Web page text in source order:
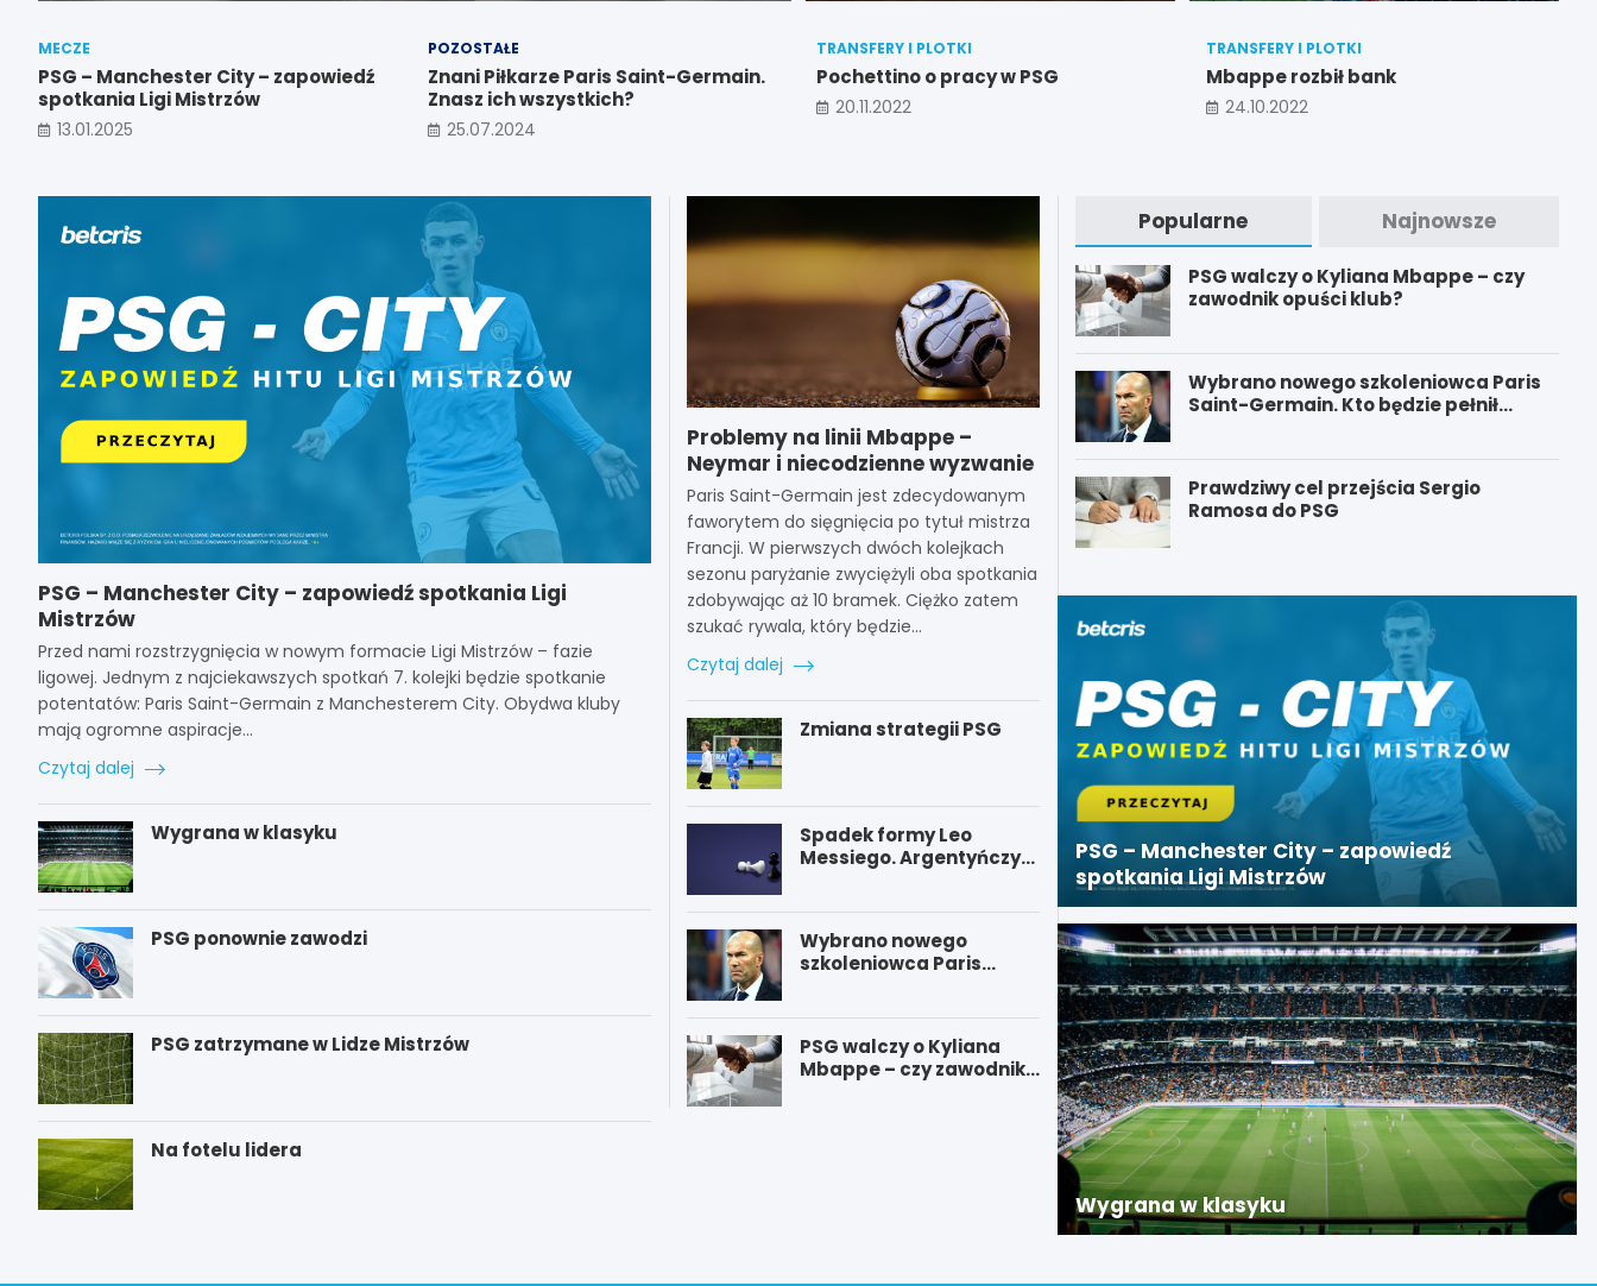
MECZE
PSG – Manchester City – zapowiedź
spotkania Ligi Mistrzów
13.01.2025
POZOSTAŁE
Znani Piłkarze Paris Saint-Germain.
Znasz ich wszystkich?
25.07.2024
TRANSFERY I PLOTKI
Pochettino o pracy w PSG
20.11.2022
TRANSFERY I PLOTKI
Mbappe rozbił bank
24.10.2022
PSG – Manchester City – zapowiedź spotkania Ligi
Mistrzów
Przed nami rozstrzygnięcia w nowym formacie Ligi Mistrzów – fazie
ligowej. Jednym z najciekawszych spotkań 7. kolejki będzie spotkanie
potentatów: Paris Saint-Germain z Manchesterem City. Obydwa kluby
mają ogromne aspiracje…
Czytaj dalej
Wygrana w klasyku
PSG ponownie zawodzi
PSG zatrzymane w Lidze Mistrzów
Na fotelu lidera
Problemy na linii Mbappe –
Neymar i niecodzienne wyzwanie
Paris Saint-Germain jest zdecydowanym
faworytem do sięgnięcia po tytuł mistrza
Francji. W pierwszych dwóch kolejkach
sezonu paryżanie zwyciężyli oba spotkania
zdobywając aż 10 bramek. Ciężko zatem
szukać rywala, który będzie…
Czytaj dalej
Zmiana strategii PSG
Spadek formy Leo
Messiego. Argentyńczyk
Wybrano nowego
szkoleniowca Paris
nowego trenera PSG?
PSG walczy o Kyliana
Mbappe – czy zawodnik
Popularne Najnowsze
PSG walczy o Kyliana Mbappe – czy
zawodnik opuści klub?
Wybrano nowego szkoleniowca Paris
Saint-Germain. Kto będzie pełnił
Prawdziwy cel przejścia Sergio
Ramosa do PSG
PSG – Manchester City – zapowiedź
spotkania Ligi Mistrzów
Wygrana w klasyku